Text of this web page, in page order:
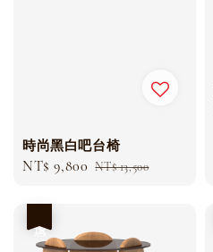
時尚黑白吧台椅
Sale
NT$ 9,800 Regular
NT$ 13,500